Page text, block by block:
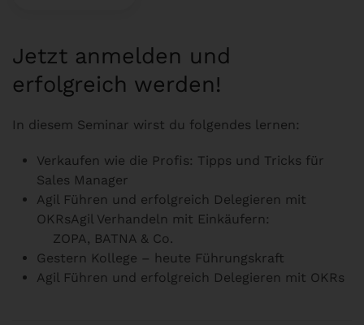
Jetzt anmelden und
erfolgreich werden!
In diesem Seminar wirst du folgendes lernen:
Verkaufen wie die Profis: Tipps und Tricks für
Sales Manager
Agil Führen und erfolgreich Delegieren mit
OKRsAgil Verhandeln mit Einkäufern:
ZOPA, BATNA & Co.
Gestern Kollege – heute Führungskraft
Agil Führen und erfolgreich Delegieren mit OKRs